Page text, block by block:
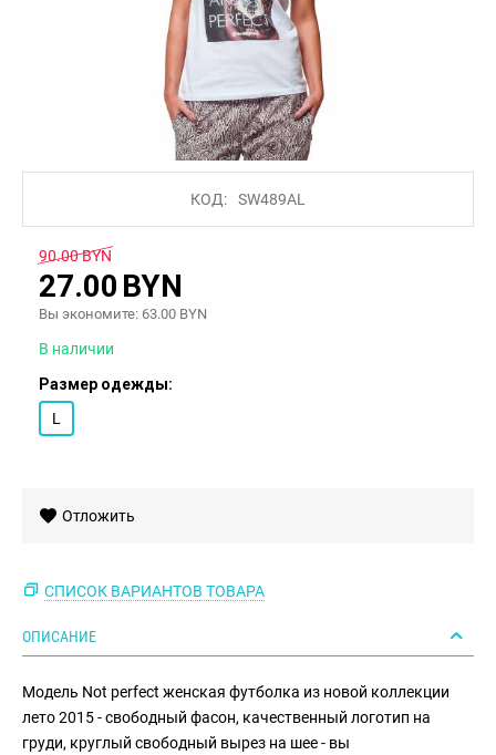
КОД: SW489AL
90.00BYN
27.00 BYN
Вы экономите: 63.00 BYN
В наличии
Размер одежды:
L
Отложить
СПИСОК ВАРИАНТОВ ТОВАРА
ОПИСАНИЕ
Модель Not perfect женская футболка из новой коллекции
лето 2015 - свободный фасон, качественный логотип на
груди, круглый свободный вырез на шее - вы